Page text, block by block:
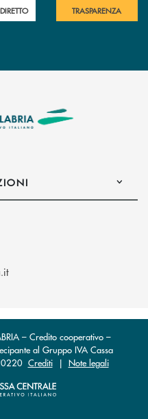
TRASPARENZA
l’app di posta elettronica)
(si apre l’app di posta
– Credito cooperativo –
al Gruppo IVA Cassa
Crediti| Note legali